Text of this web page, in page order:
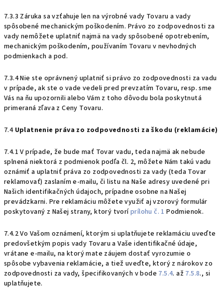
7.3.3 Záruka sa vzťahuje len na výrobné vady Tovaru a vady
spôsobené mechanickým poškodením. Právo zo zodpovednosti za
vady nemôžete uplatniť najmä na vady spôsobené opotrebením,
mechanickým poškodením, používaním Tovaru v nevhodných
podmienkach a pod.
7.3.4 Nie ste oprávnený uplatniť si právo zo zodpovednosti za vadu
v prípade, ak ste o vade vedeli pred prevzatím Tovaru, resp. sme
Vás na ňu upozornili alebo Vám z toho dôvodu bola poskytnutá
primeraná zľava z Ceny Tovaru.
7.4Uplatnenie práva zo zodpovednosti za škodu (reklamácie)
7.4.1 V prípade, že bude mať Tovar vadu, teda najmä ak nebude
splnená niektorá z podmienok podľa čl. 2, môžete Nám takú vadu
oznámiť a uplatniť práva zo zodpovednosti za vady (teda Tovar
reklamovať) zaslaním e-mailu, či listu na Naše adresy uvedené pri
Našich identifikačných údajoch, prípadne osobne na Našej
prevádzkarni. Pre reklamáciu môžete využiť aj vzorový formulár
poskytovaný z Našej strany, ktorý tvoríprílohu č. 1 Podmienok.
7.4.2 Vo Vašom oznámení, ktorým si uplatňujete reklamáciu uveďte
predovšetkým popis vady Tovaru a Vaše identifikačné údaje,
vrátane e-mailu, na ktorý mate záujem dostať vyrozumie o
spôsobe vybavenia reklamácie, a tiež uveďte, ktorý z nárokov zo
zodpovednosti za vady, špecifikovaných v bode 7.5.4. až 7.5.8., si
uplatňujete.